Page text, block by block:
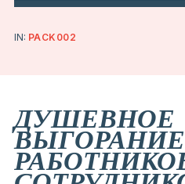
IN: PACK002
ДУШЕВНОЕ
ВЫГОРАНИЕ
РАБОТНИКОВ